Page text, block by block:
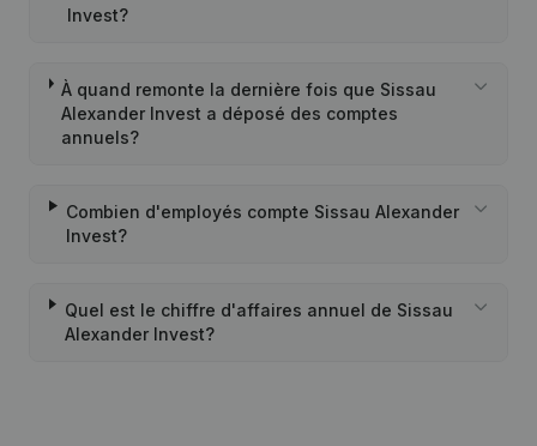
Invest?
À quand remonte la dernière fois que Sissau
Alexander Invest a déposé des comptes
annuels?
Combien d'employés compte Sissau Alexander
Invest?
Quel est le chiffre d'affaires annuel de Sissau
Alexander Invest?